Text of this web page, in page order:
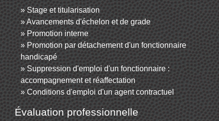
Stage et titularisation
Avancements d'échelon et de grade
Promotion interne
Promotion par détachement d'un fonctionnaire
handicapé
Suppression d'emploi d'un fonctionnaire :
accompagnement et réaffectation
Conditions d'emploi d'un agent contractuel
Évaluation professionnelle